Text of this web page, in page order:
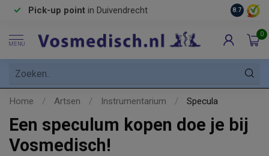
Pick-up point in Duivendrecht 8.7
MENU
0
Home / Artsen / Instrumentarium / Specula
Een speculum kopen doe je bij
Vosmedisch!